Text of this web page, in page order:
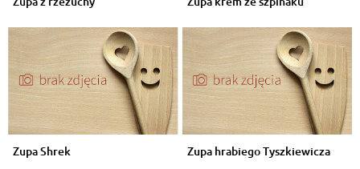
Zupa Shrek Zupa hrabiego Tyszkiewicza